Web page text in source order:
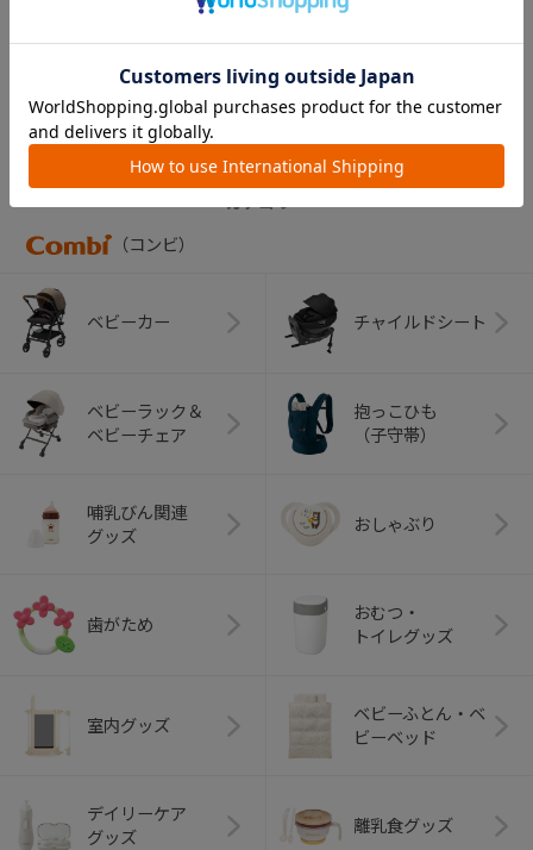
CATEGORY
（コンビ）
ベビーカー チャイルドシート
ベビーラック＆
ベビーチェア
抱っこひも
（子守帯）
哺乳びん関連
グッズ
おしゃぶり
歯がため
おむつ・
トイレグッズ
室内グッズ
ベビーふとん・ベ
ビーベッド
デイリーケア
グッズ
離乳食グッズ